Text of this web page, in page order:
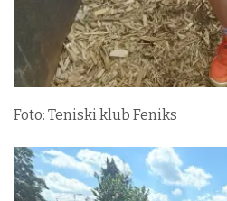
Foto: Teniski klub Feniks